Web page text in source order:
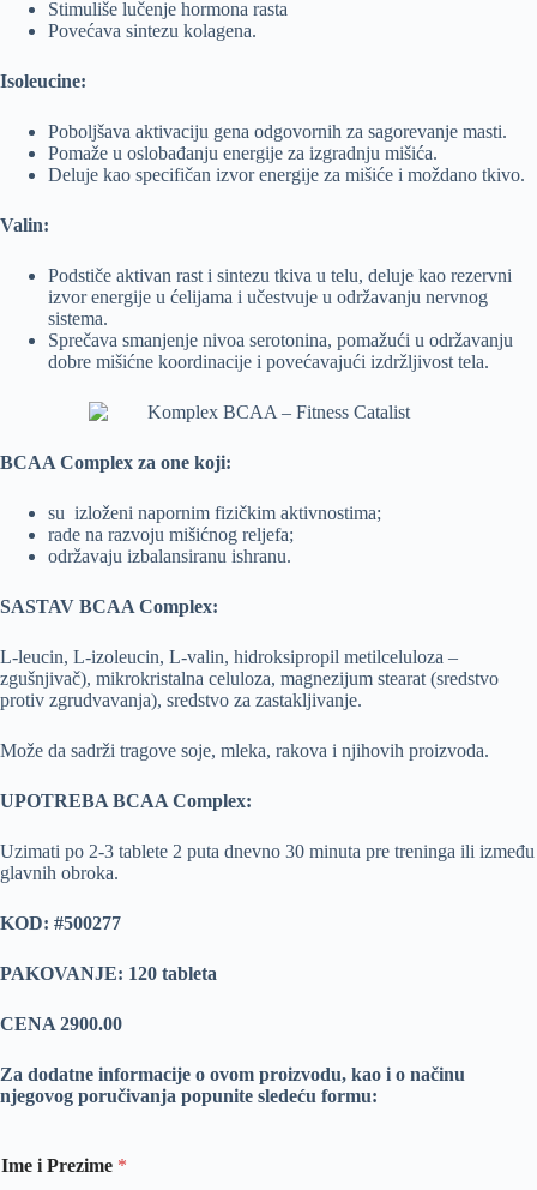
Stimuliše lučenje hormona rasta
Povećava sintezu kolagena.
Isoleucine:
Poboljšava aktivaciju gena odgovornih za sagorevanje masti.
Pomaže u oslobađanju energije za izgradnju mišića.
Deluje kao specifičan izvor energije za mišiće i moždano tkivo.
Valin:
Podstiče aktivan rast i sintezu tkiva u telu, deluje kao rezervni
izvor energije u ćelijama i učestvuje u održavanju nervnog
sistema.
Sprečava smanjenje nivoa serotonina, pomažući u održavanju
dobre mišićne koordinacije i povećavajući izdržljivost tela.
BCAA Complex za one koji:
su izloženi napornim fizičkim aktivnostima;
rade na razvoju mišićnog reljefa;
održavaju izbalansiranu ishranu.
SASTAV BCAA Complex:
L-leucin, L-izoleucin, L-valin, hidroksipropil metilceluloza –
zgušnjivač), mikrokristalna celuloza, magnezijum stearat (sredstvo
protiv zgrudvavanja), sredstvo za zastakljivanje.
Može da sadrži tragove soje, mleka, rakova i njihovih proizvoda.
UPOTREBA BCAA Complex:
Uzimati po 2-3 tablete 2 puta dnevno 30 minuta pre treninga ili između
glavnih obroka.
KOD: #500277
PAKOVANJE: 120 tableta
CENA 2900.00
Za dodatne informacije o ovom proizvodu, kao i o načinu
njegovog poručivanja popunite sledeću formu:
Ime i Prezime *